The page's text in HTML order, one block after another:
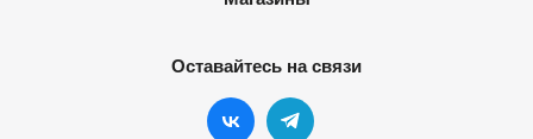
Оставайтесь на связи